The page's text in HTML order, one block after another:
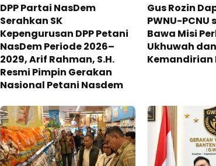
DPP Partai NasDem
Serahkan SK
Kepengurusan DPP Petani
NasDem Periode 2026–
2029, Arif Rahman, S.H.
Resmi Pimpin Gerakan
Nasional Petani Nasdem
Gus Rozin
PWNU-
Bawa Misi
Ukhuwah dan
Kemandirian